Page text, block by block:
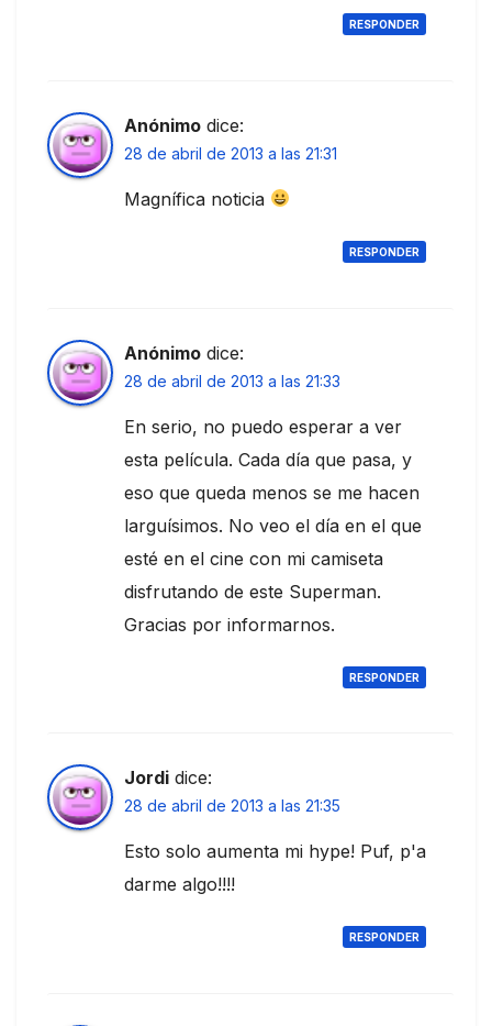
RESPONDER
Anónimo dice:
28 de abril de 2013 a las 21:31
Magnífica noticia
RESPONDER
Anónimo dice:
28 de abril de 2013 a las 21:33
En serio, no puedo esperar a ver
esta película. Cada día que pasa, y
eso que queda menos se me hacen
larguísimos. No veo el día en el que
esté en el cine con mi camiseta
disfrutando de este Superman.
Gracias por informarnos.
RESPONDER
Jordi dice:
28 de abril de 2013 a las 21:35
Esto solo aumenta mi hype! Puf, p'a
darme algo!!!!
RESPONDER